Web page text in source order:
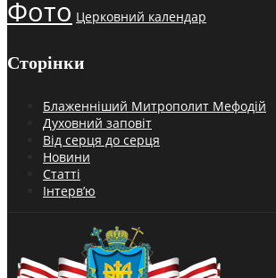
Фото Церковний календар
Сторінки
Блаженніший Митрополит Мефодій
Духовний заповіт
Від серця до серця
Новини
Статті
Інтерв’ю